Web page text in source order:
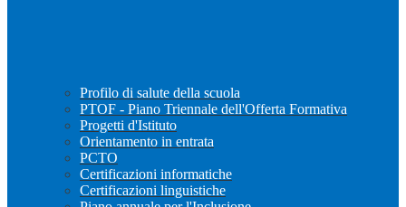
Profilo di salute della scuola
PTOF - Piano Triennale dell'Offerta Formativa
Progetti d'Istituto
Orientamento in entrata
PCTO
Certificazioni informatiche
Certificazioni linguistiche